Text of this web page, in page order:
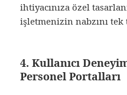
ihtiyacınıza özel
işletmenizin nabzını tek
4. Kullanıcı
Personel Portalları